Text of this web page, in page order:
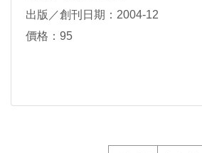
出版／創刊日期：2004-12
價格：95